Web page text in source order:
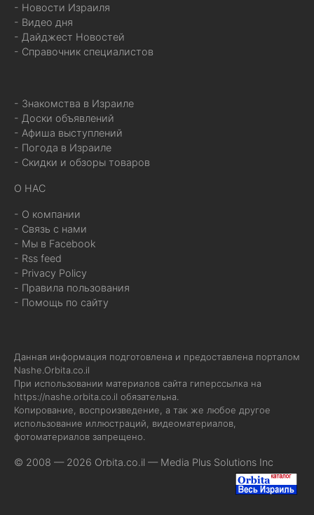
- Новости Израиля
- Видео дня
- Дайджест Новостей
- Справочник специалистов
- Знакомства в Израиле
- Доски объявлений
- Афиша выступлений
- Погода в Израиле
- Скидки и обзоры товаров
О НАС
- О компании
- Связь с нами
- Мы в Facebook
- Rss feed
- Privacy Policy
- Правила пользования
- Помощь по сайту
Данная информация подготовлена и предоставлена порталом
Nashe.Orbita.co.il
При использовании материалов сайта гиперссылка на
https://nashe.orbita.co.il обязательна.
Копирование, воспроизведение, а так же любое другое
использование иллюстраций, видеоматериалов,
фотоматериалов запрещено.
© 2008 — 2026 Orbita.co.il — Media Plus Solutions Inc